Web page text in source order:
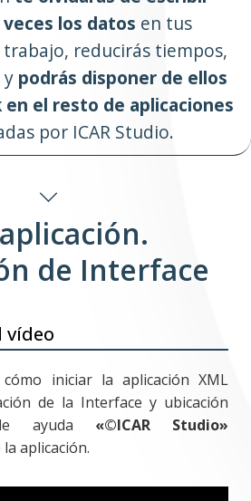
los datos en tus
reducirás tiempos,
y podrás disponer de ellos
en el resto de aplicaciones
por ICAR Studio.
de Interface
vídeo
iniciar la aplicación XML
de la Interface y ubicación
ayuda «©ICAR Studio»
aplicación.